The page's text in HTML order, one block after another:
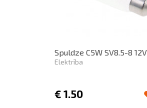
Spuldze C5W SV8.5-8
Elektrība
€ 1.50